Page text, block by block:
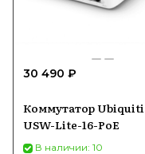
30 490 ₽
Коммутатор Ubiquiti
USW-Lite-16-PoE
В наличии: 10